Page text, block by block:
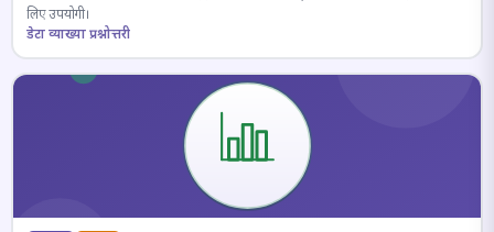
लिए उपयोगी।
डेटा व्याख्या प्रश्नोत्तरी